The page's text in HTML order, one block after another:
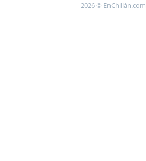
2026 © EnChillán.com